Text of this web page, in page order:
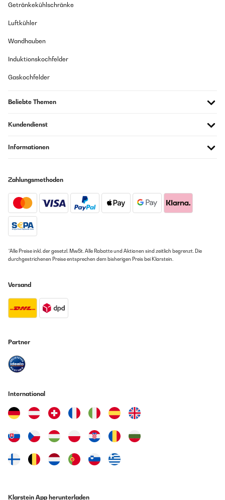
Getränkekühlschränke
Luftkühler
Wandhauben
Induktionskochfelder
Gaskochfelder
Beliebte Themen
Kundendienst
Informationen
Zahlungsmethoden
*Alle Preise inkl. der gesetzl. MwSt. Alle Rabatte und Aktionen sind zeitlich begrenzt. Die
durchgestrichenen Preise entsprechen dem bisherigen Preis bei Klarstein.
Versand
Partner
International
Klarstein App herunterladen